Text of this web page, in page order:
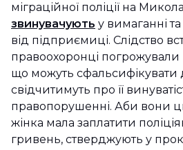
міграційної поліції на
звинувачують у вимаганні
від підприємиці. Слідство
правоохоронці
що можуть сфальсифікувати
свідчитимуть про її
правопорушенні. Аби вони
жінка мала заплатити
гривень, стверджують у